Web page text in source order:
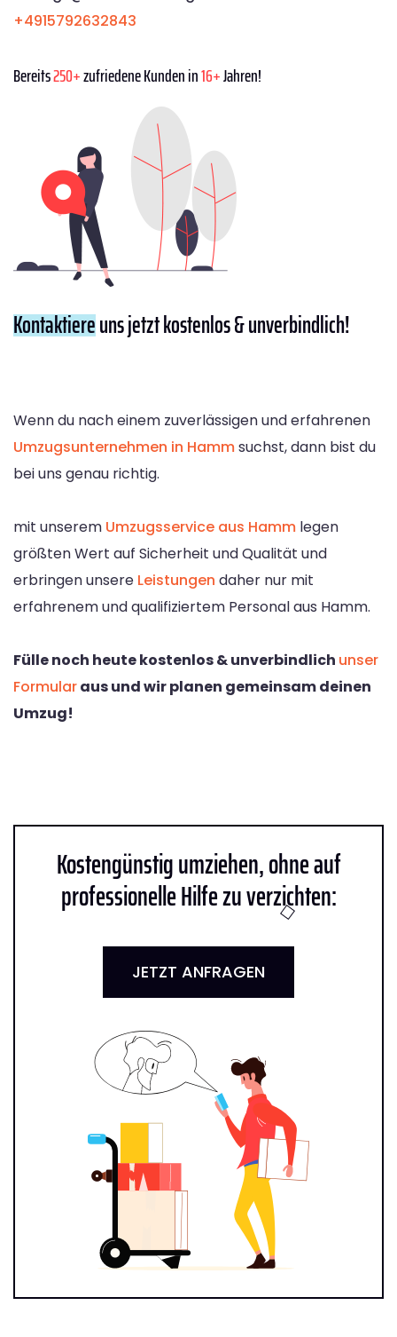
+4915792632843
Bereits250+zufriedene Kunden in16+Jahren!
Kontaktiereuns jetzt kostenlos & unverbindlich!
Wenn du nach einem zuverlässigen und erfahrenen
Umzugsunternehmen in Hammsuchst, dann bist du
bei uns genau richtig.
mit unserem Umzugsservice aus Hamm legen
größten Wert auf Sicherheit und Qualität und
erbringen unsere Leistungen daher nur mit
erfahrenem und qualifiziertem Personal aus Hamm.
Fülle noch heute kostenlos & unverbindlich unser
Formularaus und wir planen gemeinsam deinen
Umzug!
Kostengünstig umziehen, ohne auf
professionelle Hilfe zu verzichten:
JETZT ANFRAGEN